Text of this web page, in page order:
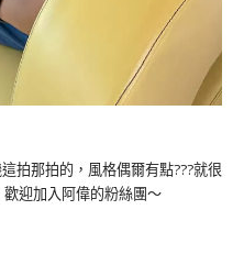
拍那拍的，風格偶爾有點???就很
迎加入阿偉的粉絲團～